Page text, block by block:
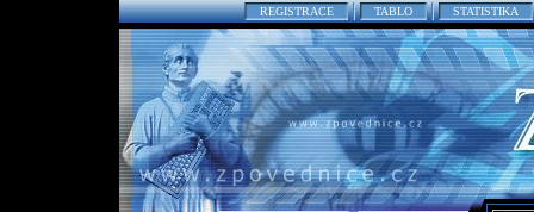
REGISTRACE TABLO STATISTIKA